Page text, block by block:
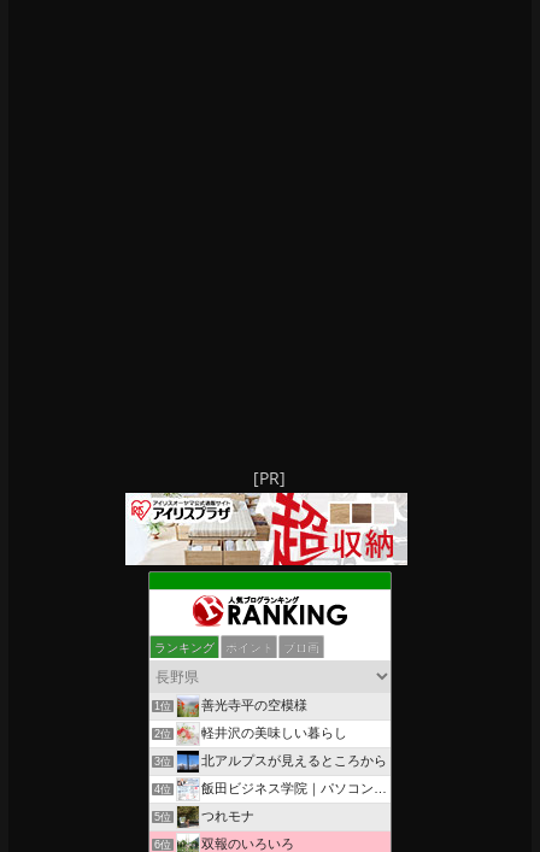
[PR]
ランキング ポイント ブロ画
1位 善光寺平の空模様
2位 軽井沢の美味しい暮らし
3位 北アルプスが見えるところから
4位 飯田ビジネス学院｜パソコン、簿記、公共職業訓練と求職者支援
5位 つれモナ
6位 双報のいろいろ